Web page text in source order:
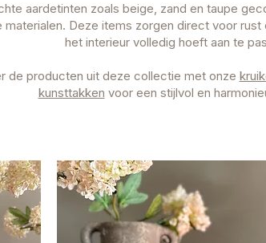
aardetinten zoals beige, zand en taupe
materialen. Deze items zorgen direct voor rust
het interieur volledig hoeft aan te
de producten uit deze collectie met onze
kunsttakken voor een stijlvol en